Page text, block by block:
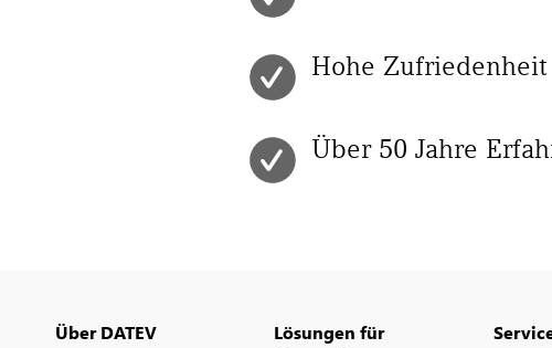
Hohe
Über 50 Jahre
Über DATEV
Lösungen für